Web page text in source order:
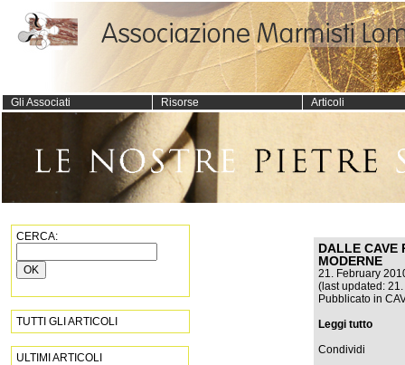
Gli Associati Risorse Articoli
CERCA:
TUTTI GLI ARTICOLI
ULTIMI ARTICOLI
DALLE CAVE
MODERNE
21. February
(last updated:
Pubblicato in
Leggi tutto
Condividi